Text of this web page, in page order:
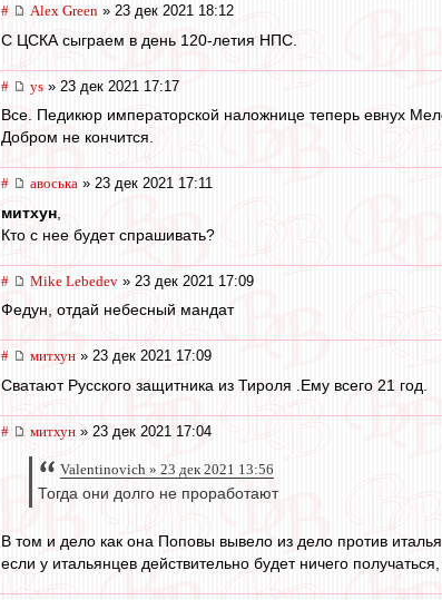
# Alex Green » 23 дек 2021 18:12
С ЦСКА сыграем в день 120-летия НПС.
# ys » 23 дек 2021 17:17
Все. Педикюр императорской наложнице теперь евнух
Добром не кончится.
# авоська » 23 дек 2021 17:11
митхун
Кто с нее будет спрашивать?
# Mike Lebedev » 23 дек 2021 17:09
Федун, отдай небесный мандат
# митхун » 23 дек 2021 17:09
Сватают Русского защитника из Тироля .Ему всего 21 год.
# митхун » 23 дек 2021 17:04
Valentinovich » 23 дек 2021 13:56
Тогда они долго не проработают
В том и дело как она Поповы вывело из дело против
если у итальянцев действительно будет ничего